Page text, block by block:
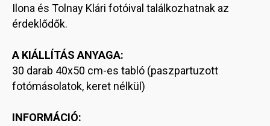
Ilona és Tolnay Klári fotóival találkozhatnak az
érdeklődők.
A KIÁLLÍTÁS ANYAGA:
30 darab 40x50 cm-es tabló (paszpartuzott
fotómásolatok, keret nélkül)
INFORMÁCIÓ: